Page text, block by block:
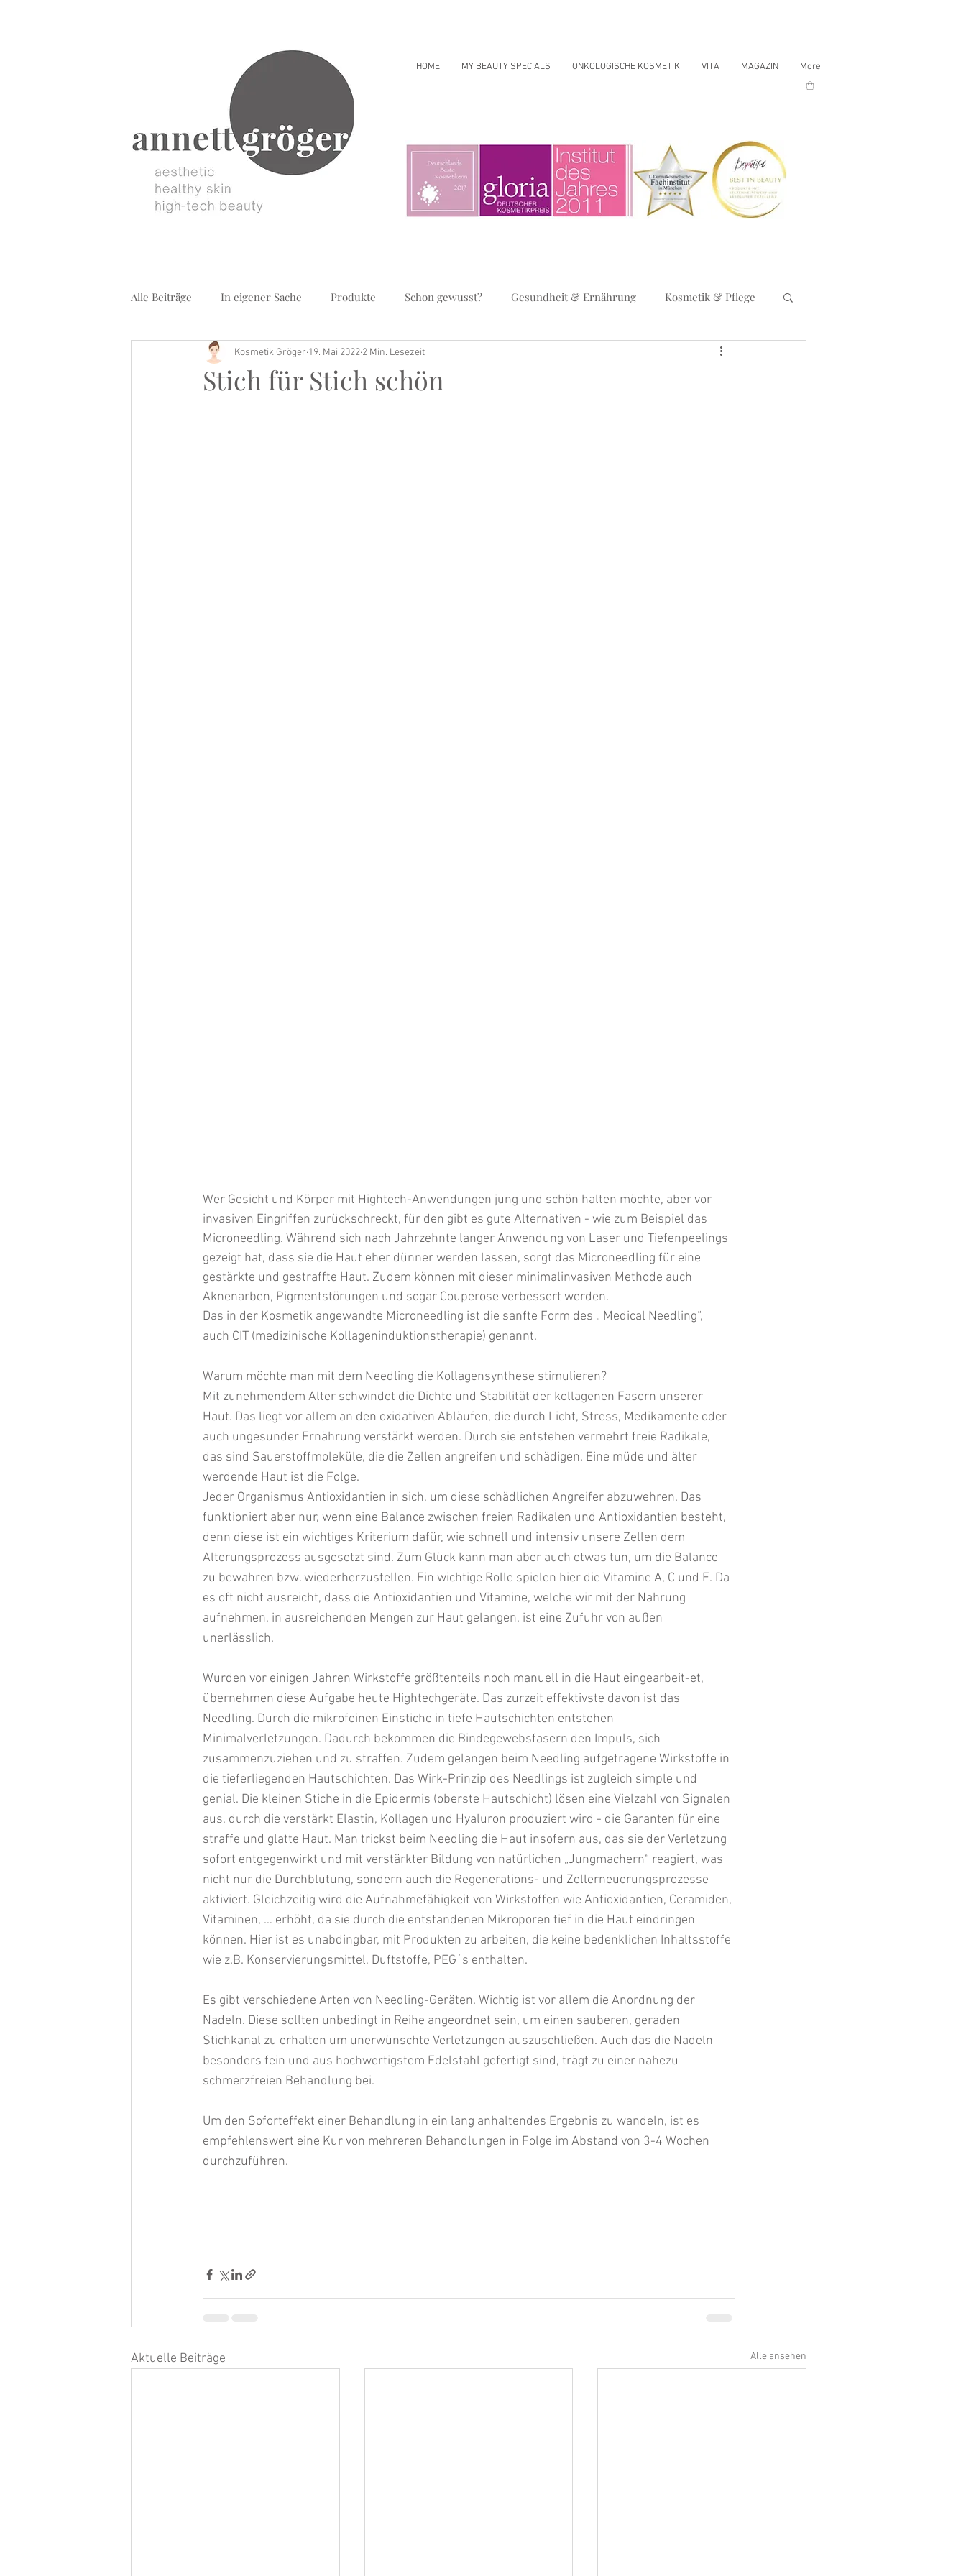
HOME MY BEAUTY SPECIALS ONKOLOGISCHE KOSMETIK VITA MAGAZIN More
Alle Beiträge In eigener Sache Produkte Schon gewusst? Gesundheit & Ernährung Kosmetik & Pflege
Buch Tipp
Stich für Stich schön
Kosmetik Gröger 19. Mai 2022 2 Min. Lesezeit
Wer Gesicht und Körper mit Hightech-Anwendungen jung und schön halten möchte, aber vor
invasiven Eingriffen zurückschreckt, für den gibt es gute Alternativen - wie zum Beispiel das
Microneedling. Während sich nach Jahrzehnte langer Anwendung von Laser und Tiefenpeelings
gezeigt hat, dass sie die Haut eher dünner werden lassen, sorgt das Microneedling für eine
gestärkte und gestraffte Haut. Zudem können mit dieser minimalinvasiven Methode auch
Aknenarben, Pigmentstörungen und sogar Couperose verbessert werden.
Das in der Kosmetik angewandte Microneedling ist die sanfte Form des „ Medical Needling“,
auch CIT (medizinische Kollageninduktionstherapie) genannt.
Warum möchte man mit dem Needling die Kollagensynthese stimulieren?
Mit zunehmendem Alter schwindet die Dichte und Stabilität der kollagenen Fasern unserer
Haut. Das liegt vor allem an den oxidativen Abläufen, die durch Licht, Stress, Medikamente oder
auch ungesunder Ernährung verstärkt werden. Durch sie entstehen vermehrt freie Radikale,
das sind Sauerstoffmoleküle, die die Zellen angreifen und schädigen. Eine müde und älter
werdende Haut ist die Folge.
Jeder Organismus Antioxidantien in sich, um diese schädlichen Angreifer abzuwehren. Das
funktioniert aber nur, wenn eine Balance zwischen freien Radikalen und Antioxidantien besteht,
denn diese ist ein wichtiges Kriterium dafür, wie schnell und intensiv unsere Zellen dem
Alterungsprozess ausgesetzt sind. Zum Glück kann man aber auch etwas tun, um die Balance
zu bewahren bzw. wiederherzustellen. Ein wichtige Rolle spielen hier die Vitamine A, C und E. Da
es oft nicht ausreicht, dass die Antioxidantien und Vitamine, welche wir mit der Nahrung
aufnehmen, in ausreichenden Mengen zur Haut gelangen, ist eine Zufuhr von außen
unerlässlich.
Wurden vor einigen Jahren Wirkstoffe größtenteils noch manuell in die Haut eingearbeit-et,
übernehmen diese Aufgabe heute Hightechgeräte. Das zurzeit effektivste davon ist das
Needling. Durch die mikrofeinen Einstiche in tiefe Hautschichten entstehen
Minimalverletzungen. Dadurch bekommen die Bindegewebsfasern den Impuls, sich
zusammenzuziehen und zu straffen. Zudem gelangen beim Needling aufgetragene Wirkstoffe in
die tieferliegenden Hautschichten. Das Wirk-Prinzip des Needlings ist zugleich simple und
genial. Die kleinen Stiche in die Epidermis (oberste Hautschicht) lösen eine Vielzahl von Signalen
aus, durch die verstärkt Elastin, Kollagen und Hyaluron produziert wird - die Garanten für eine
straffe und glatte Haut. Man trickst beim Needling die Haut insofern aus, das sie der Verletzung
sofort entgegenwirkt und mit verstärkter Bildung von natürlichen „Jungmachern“ reagiert, was
nicht nur die Durchblutung, sondern auch die Regenerations- und Zellerneuerungsprozesse
aktiviert. Gleichzeitig wird die Aufnahmefähigkeit von Wirkstoffen wie Antioxidantien, Ceramiden,
Vitaminen, … erhöht, da sie durch die entstandenen Mikroporen tief in die Haut eindringen
können. Hier ist es unabdingbar, mit Produkten zu arbeiten, die keine bedenklichen Inhaltsstoffe
wie z.B. Konservierungsmittel, Duftstoffe, PEG´s enthalten.
Es gibt verschiedene Arten von Needling-Geräten. Wichtig ist vor allem die Anordnung der
Nadeln. Diese sollten unbedingt in Reihe angeordnet sein, um einen sauberen, geraden
Stichkanal zu erhalten um unerwünschte Verletzungen auszuschließen. Auch das die Nadeln
besonders fein und aus hochwertigstem Edelstahl gefertigt sind, trägt zu einer nahezu
schmerzfreien Behandlung bei.
Um den Soforteffekt einer Behandlung in ein lang anhaltendes Ergebnis zu wandeln, ist es
empfehlenswert eine Kur von mehreren Behandlungen in Folge im Abstand von 3-4 Wochen
durchzuführen.
Aktuelle Beiträge Alle ansehen